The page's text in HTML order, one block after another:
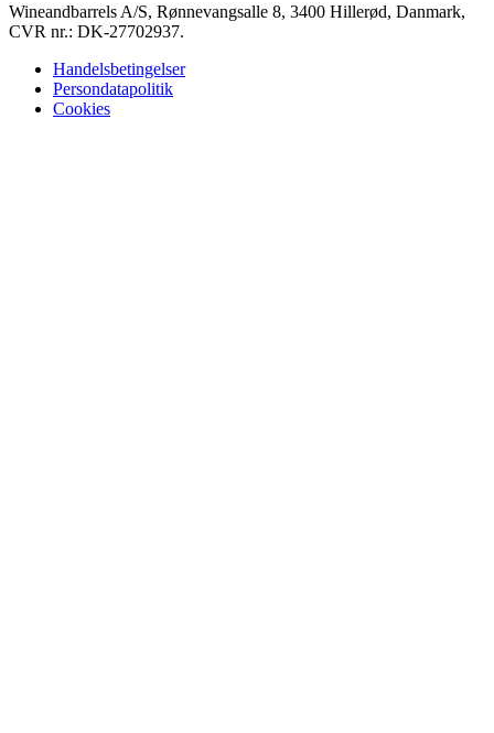
Wineandbarrels A/S, Rønnevangsalle 8, 3400 Hillerød, Danmark,
CVR nr.: DK-27702937.
Handelsbetingelser
Persondatapolitik
Cookies